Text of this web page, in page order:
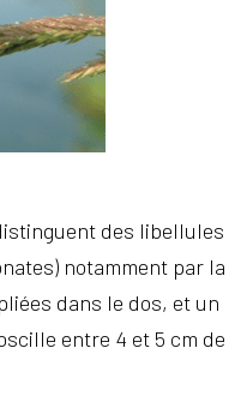
des libellules
notamment par la
dans le dos, et un
entre 4 et 5 cm de